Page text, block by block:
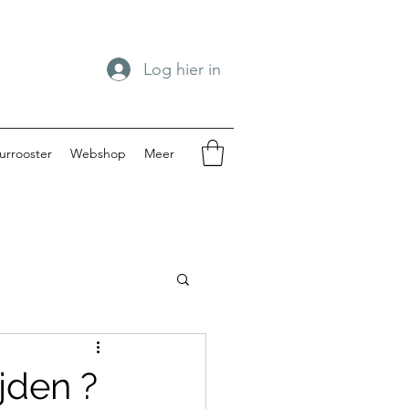
Log hier in
Webshop Meer
2024
?